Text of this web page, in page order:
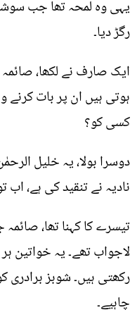
یہی وہ لمحہ تھا جب
رگڑ دیا۔
ایک صارف نے لکھا،
ہوتی ہیں ان پر بات کرنے
کسی کو؟
دوسرا بولا، یہ خلیل
نادیہ نے تنقید کی ہے، اب
تیسرے کا کہنا تھا،
لاجواب تھے۔ یہ خواتین
رکھتی ہیں۔ شوبز
چاہیے۔